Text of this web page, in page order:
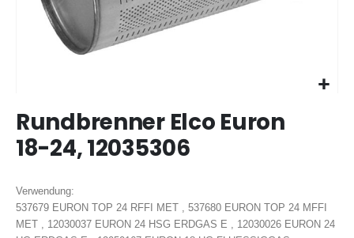
Anfang
Bildergalerie
Rundbrenner Elco Euron
18-24, 12035306
Verwendung:
537679 EURON TOP 24 RFFI MET , 537680 EURON TOP 24 MFFI
MET , 12030037 EURON 24 HSG ERDGAS E , 12030026 EURON 24